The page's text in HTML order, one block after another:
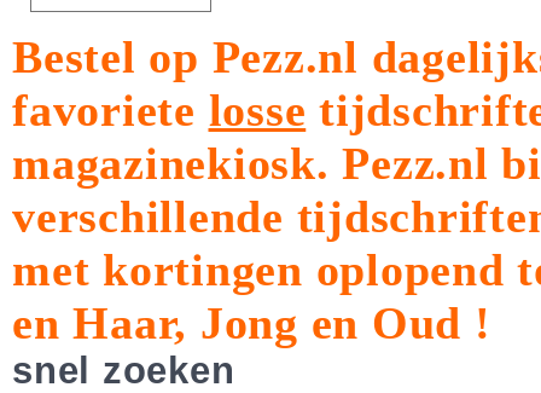
Bestel op Pezz.nl
favoriete losse
magazinekiosk.Pezz.nl
verschillende
met kortingen oplopend
en Haar, Jong en Oud !
snel zoeken